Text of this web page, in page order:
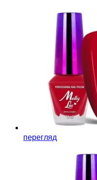
перегляд